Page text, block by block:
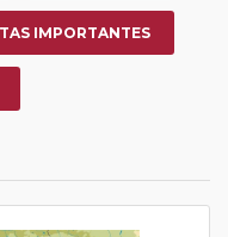
IMPORTANTES